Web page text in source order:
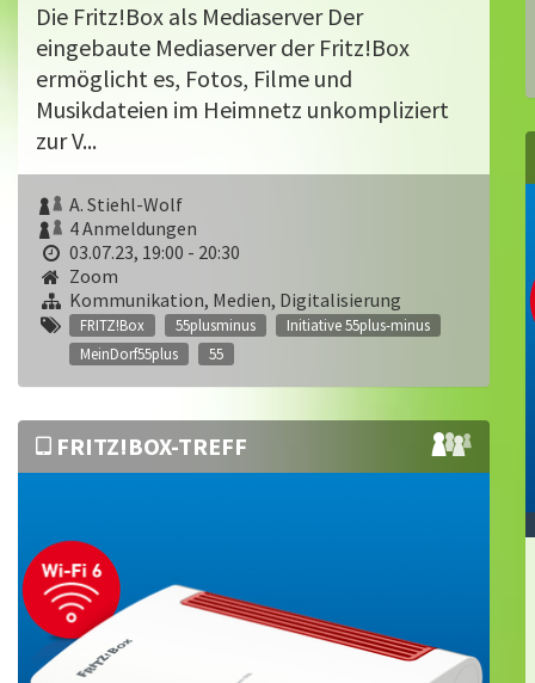
Die Fritz!Box als Mediaserver Der
eingebaute Mediaserver der Fritz!Box
ermöglicht es, Fotos, Filme und
Musikdateien im Heimnetz unkompliziert
zur V...
A. Stiehl-Wolf
4 Anmeldungen
03.07.23, 19:00 - 20:30
Zoom
Kommunikation, Medien, Digitalisierung
FRITZ!Box 55plusminus
Initiative 55plus-minus
MeinDorf55plus
55
FRITZ!BOX-TREFF